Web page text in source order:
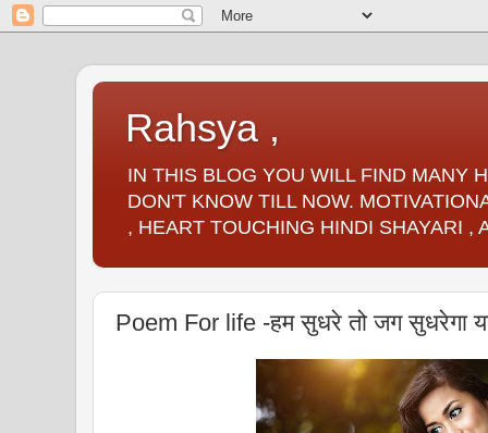
Rahsya ,
IN THIS BLOG YOU WILL FIND MANY
DON'T KNOW TILL NOW.
, HEART TOUCHING HINDI SHAYARI ,
Poem For life -हम सुधरे तो जग सुधरेगा